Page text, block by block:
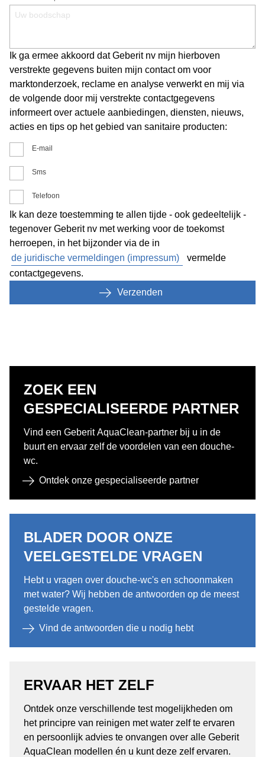
Ik ga ermee akkoord dat Geberit nv mijn hierboven
verstrekte gegevens buiten mijn contact om voor
marktonderzoek, reclame en analyse verwerkt en mij via
de volgende door mij verstrekte contactgegevens
informeert over actuele aanbiedingen, diensten, nieuws,
acties en tips op het gebied van sanitaire producten:
E-mail
Sms
Telefoon
Ik kan deze toestemming te allen tijde - ook gedeeltelijk -
tegenover Geberit nv met werking voor de toekomst
herroepen, in het bijzonder via de in
de juridische vermeldingen (impressum)
vermelde
contactgegevens.
Verzenden
ZOEK EEN
GESPECIALISEERDE PARTNER
Vind een Geberit AquaClean-partner bij u in de
buurt en ervaar zelf de voordelen van een douche-
wc.
Ontdek onze gespecialiseerde partner
BLADER DOOR ONZE
VEELGESTELDE VRAGEN
Hebt u vragen over douche-wc's en schoonmaken
met water? Wij hebben de antwoorden op de meest
gestelde vragen.
Vind de antwoorden die u nodig hebt
ERVAAR HET ZELF
Ontdek onze verschillende test mogelijkheden om
het principre van reinigen met water zelf te ervaren
en persoonlijk advies te onvangen over alle Geberit
AquaClean modellen én u kunt deze zelf ervaren.